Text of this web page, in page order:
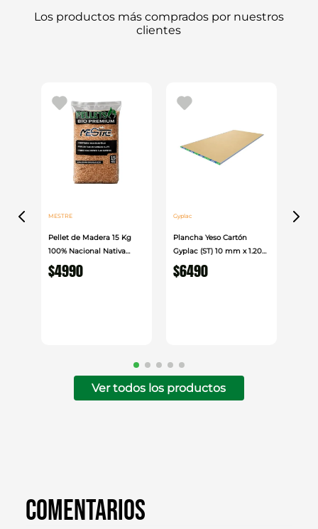
Los productos más comprados por nuestros
clientes
MESTRE
Pellet de Madera 15 Kg
100% Nacional Nativa
Mestre
$4990
Gyplac
Plancha Yeso Cartón
Gyplac (ST) 10 mm x 1.20
cm x 2.40cm
$6490
Ver todos los productos
Comentarios